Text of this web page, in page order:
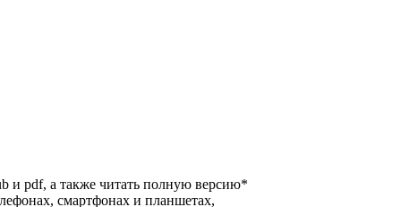
и pdf, а также читать полную версию*
смартфонах и планшетах,